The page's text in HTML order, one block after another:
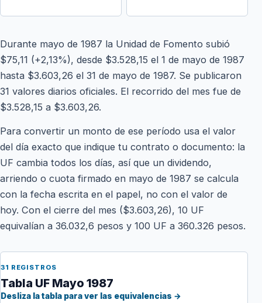
Durante mayo de 1987 la Unidad de Fomento subió
$75,11 (+2,13%), desde $3.528,15 el 1 de mayo de 1987
hasta $3.603,26 el 31 de mayo de 1987. Se publicaron
31 valores diarios oficiales. El recorrido del mes fue de
$3.528,15 a $3.603,26.
Para convertir un monto de ese período usa el valor
del día exacto que indique tu contrato o documento: la
UF cambia todos los días, así que un dividendo,
arriendo o cuota firmado en mayo de 1987 se calcula
con la fecha escrita en el papel, no con el valor de
hoy. Con el cierre del mes ($3.603,26), 10 UF
equivalían a 36.032,6 pesos y 100 UF a 360.326 pesos.
31 REGISTROS
Tabla UF Mayo 1987
Desliza la tabla para ver las equivalencias →